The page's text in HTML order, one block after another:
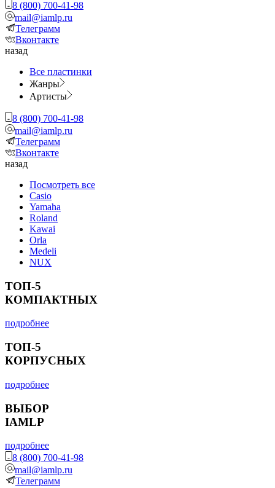
8 (800) 700-41-98
mail@iamlp.ru
Телеграмм
Вконтакте
назад
Все пластинки
Жанры
Артисты
8 (800) 700-41-98
mail@iamlp.ru
Телеграмм
Вконтакте
назад
Посмотреть все
Casio
Yamaha
Roland
Kawai
Orla
Medeli
NUX
ТОП-5
КОМПАКТНЫХ
подробнее
ТОП-5
КОРПУСНЫХ
подробнее
ВЫБОР
IAMLP
подробнее
8 (800) 700-41-98
mail@iamlp.ru
Телеграмм